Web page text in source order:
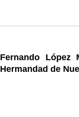
Fernando López
Hermandad de